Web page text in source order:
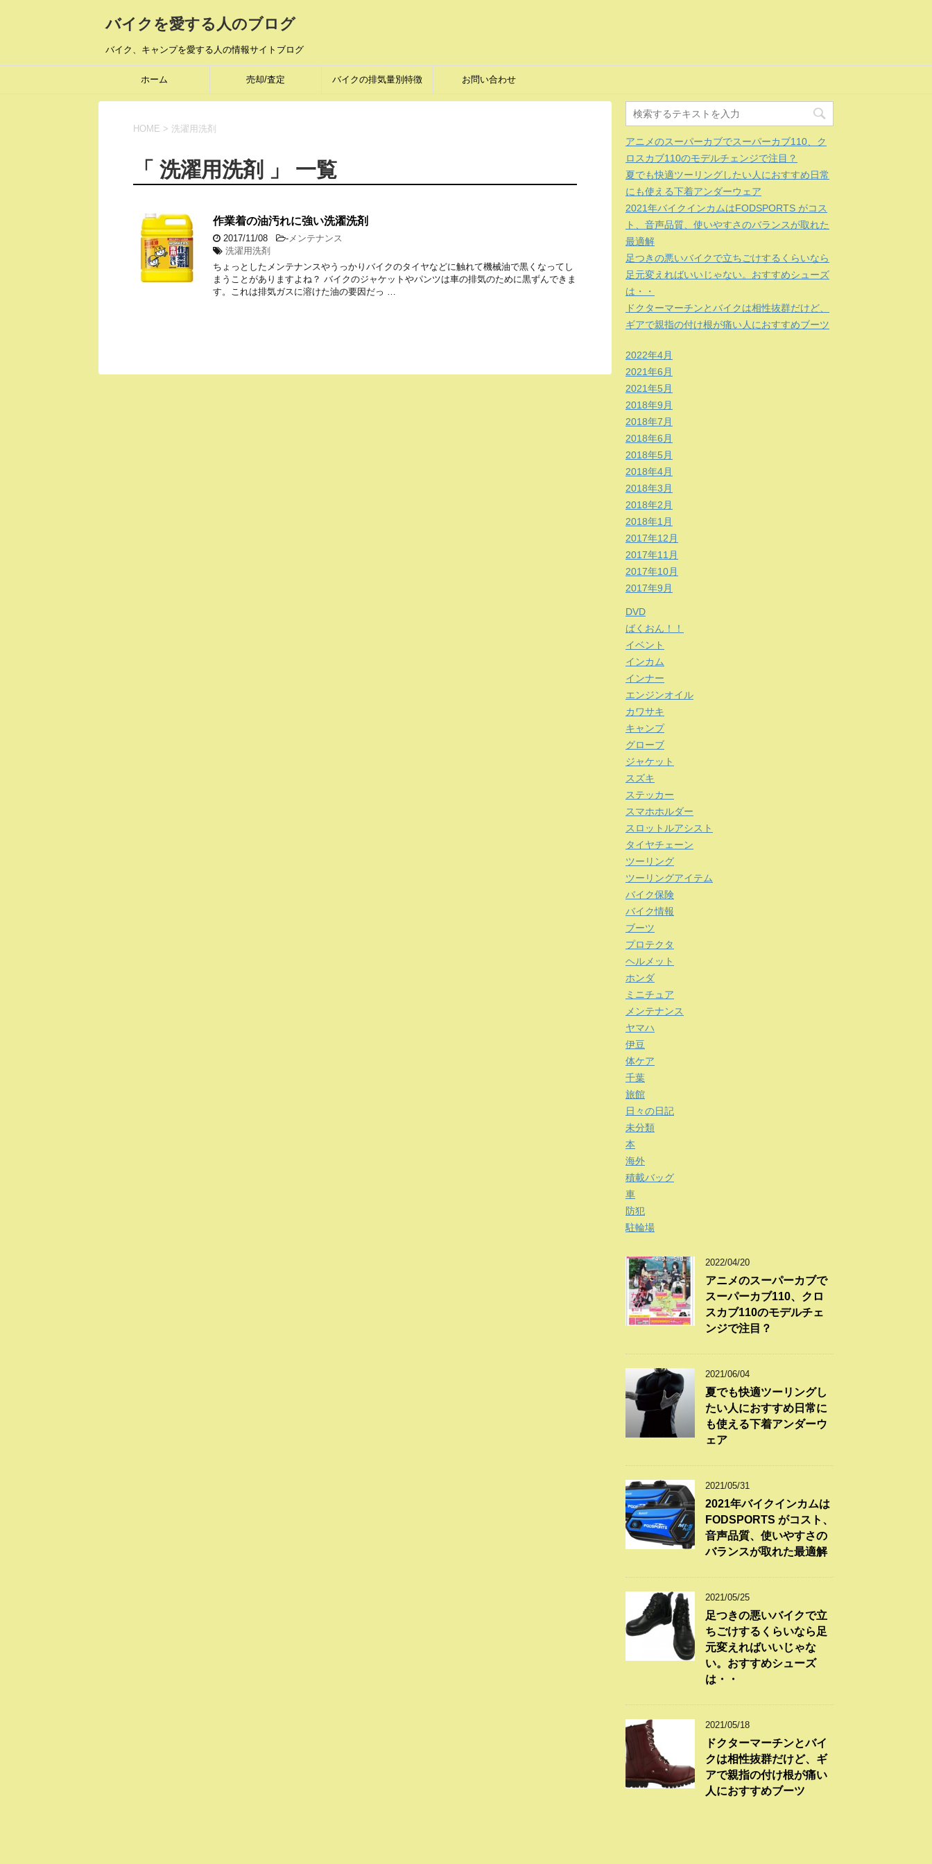
バイクを愛する人のブログ
バイク、キャンプを愛する人の情報サイトブログ
ホーム 売却/査定 バイクの排気量別特徴 お問い合わせ
HOME > 洗濯用洗剤
「 洗濯用洗剤 」 一覧
作業着の油汚れに強い洗濯洗剤
2017/11/08 -メンテナンス
洗濯用洗剤
ちょっとしたメンテナンスやうっかりバイクのタイヤなどに触れて機械油で黒くなってし
まうことがありますよね？ バイクのジャケットやパンツは車の排気のために黒ずんできま
す。これは排気ガスに溶けた油の要因だっ …
アニメのスーパーカブでスーパーカブ110、ク
ロスカブ110のモデルチェンジで注目？
夏でも快適ツーリングしたい人におすすめ日常
にも使える下着アンダーウェア
2021年バイクインカムはFODSPORTS がコス
ト、音声品質、使いやすさのバランスが取れた
最適解
足つきの悪いバイクで立ちごけするくらいなら
足元変えればいいじゃない。おすすめシューズ
は・・
ドクターマーチンとバイクは相性抜群だけど、
ギアで親指の付け根が痛い人におすすめブーツ
2022年4月
2021年6月
2021年5月
2018年9月
2018年7月
2018年6月
2018年5月
2018年4月
2018年3月
2018年2月
2018年1月
2017年12月
2017年11月
2017年10月
2017年9月
DVD
ばくおん！！
イベント
インカム
インナー
エンジンオイル
カワサキ
キャンプ
グローブ
ジャケット
スズキ
ステッカー
スマホホルダー
スロットルアシスト
タイヤチェーン
ツーリング
ツーリングアイテム
バイク保険
バイク情報
ブーツ
プロテクタ
ヘルメット
ホンダ
ミニチュア
メンテナンス
ヤマハ
伊豆
体ケア
千葉
旅館
日々の日記
未分類
本
海外
積載バッグ
車
防犯
駐輪場
2022/04/20
アニメのスーパーカブで
スーパーカブ110、クロ
スカブ110のモデルチェ
ンジで注目？
2021/06/04
夏でも快適ツーリングし
たい人におすすめ日常に
も使える下着アンダーウ
ェア
2021/05/31
2021年バイクインカムは
FODSPORTS がコスト、
音声品質、使いやすさの
バランスが取れた最適解
2021/05/25
足つきの悪いバイクで立
ちごけするくらいなら足
元変えればいいじゃな
い。おすすめシューズ
は・・
2021/05/18
ドクターマーチンとバイ
クは相性抜群だけど、ギ
アで親指の付け根が痛い
人におすすめブーツ